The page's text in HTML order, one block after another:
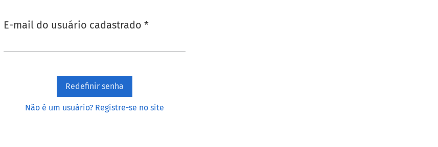
E-mail do usuário cadastrado *Obrigatório
Redefinir senha
Não é um usuário? Registre-se no site